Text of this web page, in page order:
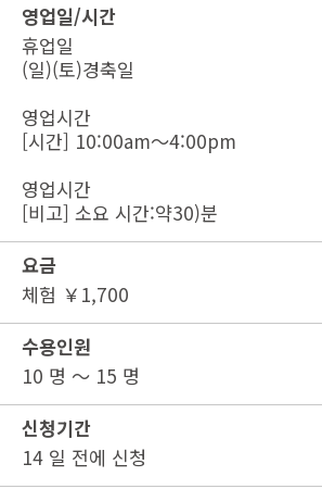
영업일/시간
휴업일
(일)(토)경축일
영업시간
[시간] 10:00am～4:00pm
영업시간
[비고] 소요 시간:약30)분
요금
체험 ￥1,700
수용인원
10 명 ～ 15 명
신청기간
14 일 전에 신청